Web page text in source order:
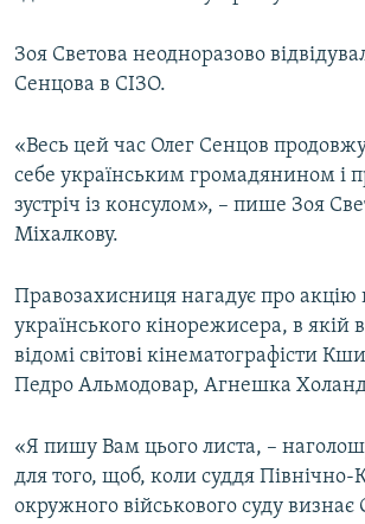
Зоя Светова неодноразово
Сенцова в СІЗО.
«Весь цей час Олег Сенцов
себе українським громадянином і
зустріч із консулом», – пише Зоя
Міхалкову.
Правозахисниця нагадує про акцію
українського кінорежисера, в якій
відомі світові кінематографісти
Педро Альмодовар, Агнешка
«Я пишу Вам цього листа, –
для того, щоб, коли суддя Північно-
окружного військового суду визнає